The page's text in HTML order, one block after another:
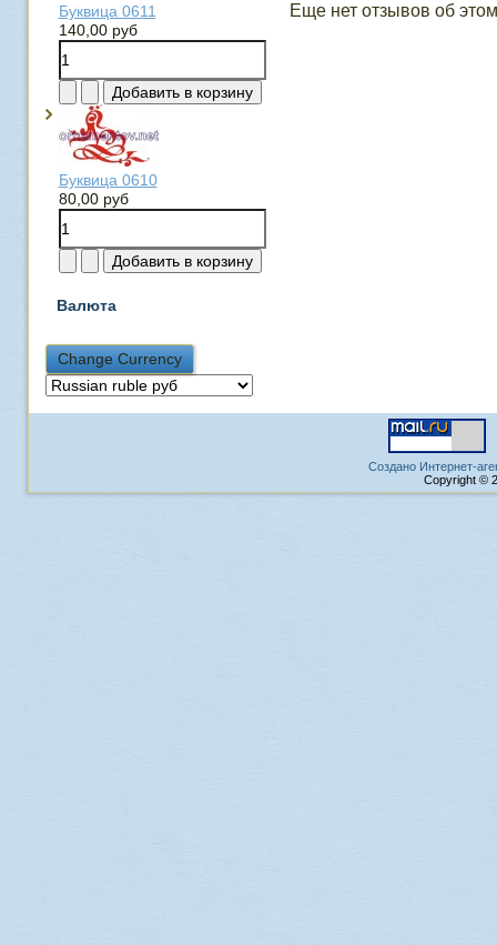
Буквица 0611
140,00 руб
Буквица 0610
80,00 руб
Валюта
Еще нет отзывов об
Создано Интернет-
Copyright ©